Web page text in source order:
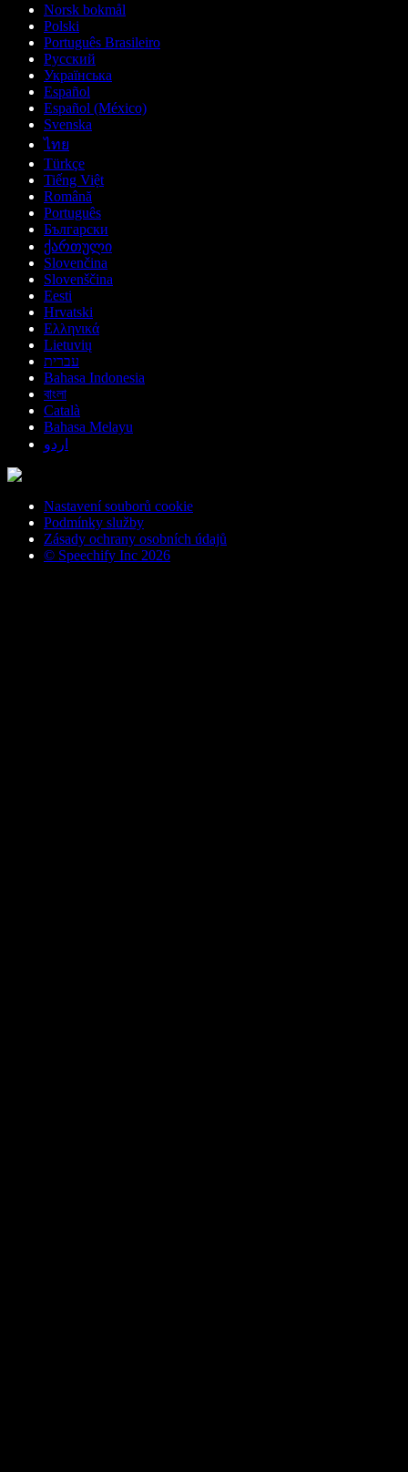
Norsk bokmål
Polski
Português Brasileiro
Русский
Українська
Español
Español (México)
Svenska
ไทย
Türkçe
Tiếng Việt
Română
Português
Български
ქართული
Slovenčina
Slovenščina
Eesti
Hrvatski
Ελληνικά
Lietuvių
עברית
Bahasa Indonesia
বাংলা
Català
Bahasa Melayu
اردو
Nastavení souborů cookie
Podmínky služby
Zásady ochrany osobních údajů
© Speechify Inc 2026